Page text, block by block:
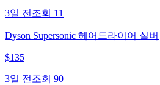
3일 전 조회 11
Dyson Supersonic 헤어드라이어 실버
$135
3일 전 조회 90